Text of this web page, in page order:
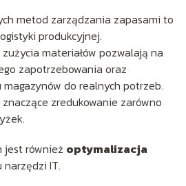
metod zarządzania zapasami to
produkcyjnej.
materiałów pozwalają na
zapotrzebowania oraz
do realnych potrzeb.
zredukowanie zarówno
jest również optymalizacja
narzędzi IT.